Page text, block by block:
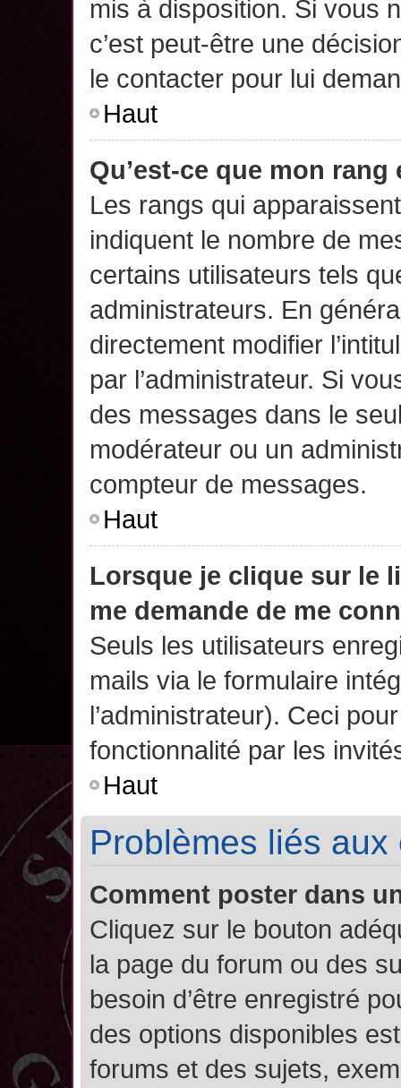
mis à disposition. Si vous
c’est peut-être une
le contacter pour lui
Haut
Qu’est-ce que mon
Les rangs qui
indiquent le nombre de
certains utilisateurs tels
administrateurs. En
directement modifier
par l’administrateur. Si
des messages dans le
modérateur ou un
compteur de messages.
Haut
Lorsque je clique sur le
me demande de me
Seuls les utilisateurs
mails via le formulaire
l’administrateur). Ceci
fonctionnalité par les
Haut
Problèmes liés
Comment poster dans
Cliquez sur le bouton
la page du forum ou des
besoin d’être enregistré
des options disponibles
forums et des sujets,